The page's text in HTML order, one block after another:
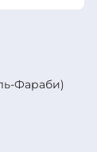
Фараби)